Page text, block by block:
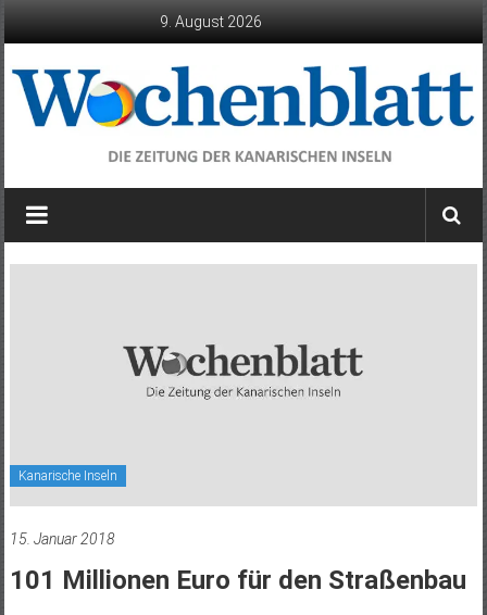
9. August 2026
Wochenblatt
die
Kanarische Inseln
15. Januar 2018
101 Millionen Euro für den Straßenbau